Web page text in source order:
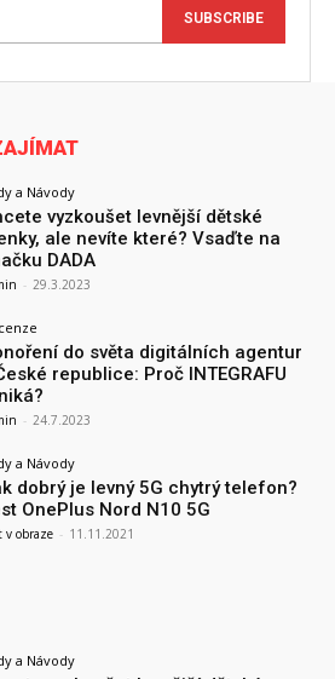
SUBSCRIBE
a Návody
vyzkoušet levnější dětské
ale nevíte které? Vsaďte na
DADA
- 29.3.2023
do světa digitálních agentur
republice: Proč INTEGRAFU
- 24.7.2023
a Návody
dobrý je levný 5G chytrý telefon?
OnePlus Nord N10 5G
v obraze - 11.11.2021
a Návody